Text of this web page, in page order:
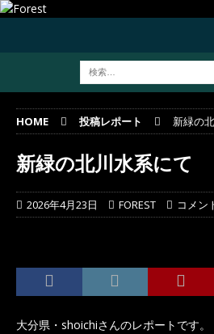
HOME 投稿レポート 新緑の
新緑の北川水系にて
2026年4月23日 FOREST コメン
大分県・shoichiさんのレポートです。